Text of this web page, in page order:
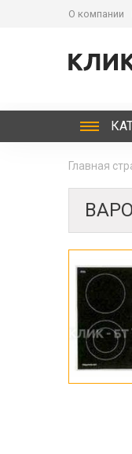
О компании
Главная